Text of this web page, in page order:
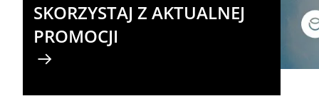
SKORZYSTAJ Z AKTUALNEJ
PROMOCJI